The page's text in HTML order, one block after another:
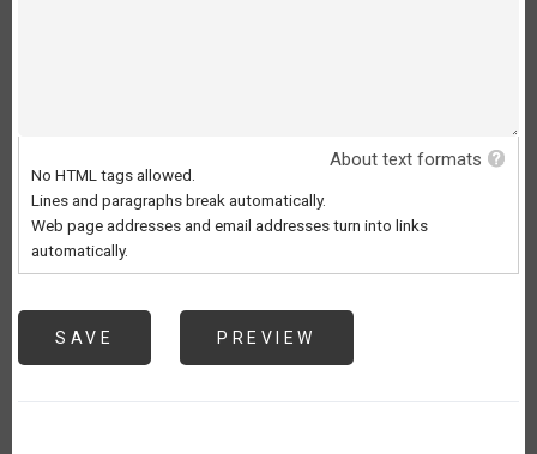
About text formats
No HTML tags allowed.
Lines and paragraphs break automatically.
Web page addresses and email addresses turn into links
automatically.